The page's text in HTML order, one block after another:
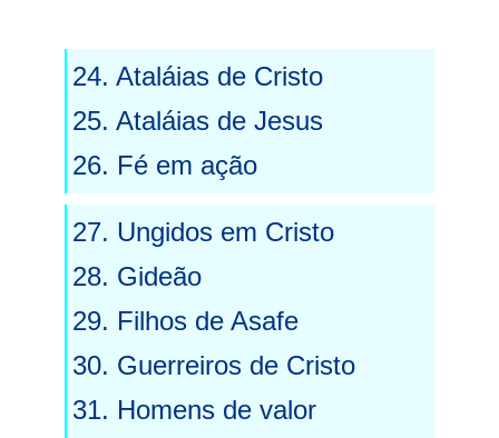
24. Ataláias de Cristo
25. Ataláias de Jesus
26. Fé em ação
27. Ungidos em Cristo
28. Gideão
29. Filhos de Asafe
30. Guerreiros de Cristo
31. Homens de valor